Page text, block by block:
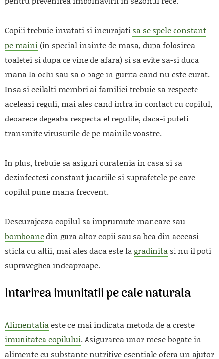
Copiii trebuie invatati si incurajati sa se spele constant
pe maini (in special inainte de masa, dupa folosirea
toaletei si dupa ce vine de afara) si sa evite sa-si duca
mana la ochi sau sa o bage in gurita cand nu este curat.
Insa si ceilalti membri ai familiei trebuie sa respecte
aceleasi reguli, mai ales cand intra in contact cu copilul,
deoarece degeaba respecta el regulile, daca-i puteti
transmite virusurile de pe mainile voastre.
In plus, trebuie sa asiguri curatenia in casa si sa
dezinfectezi constant jucariile si suprafetele pe care
copilul pune mana frecvent.
Descurajeaza copilul sa imprumute mancare sau
bomboanedin gura altor copii sau sa bea din aceeasi
sticla cu altii, mai ales daca este la gradinita si nu il poti
supraveghea indeaproape.
Intarirea imunitatii pe cale naturala
Alimentatia este ce mai indicata metoda de a creste
imunitatea copilului. Asigurarea unor mese bogate in
alimente cu substante nutritive esentiale ofera un ajutor